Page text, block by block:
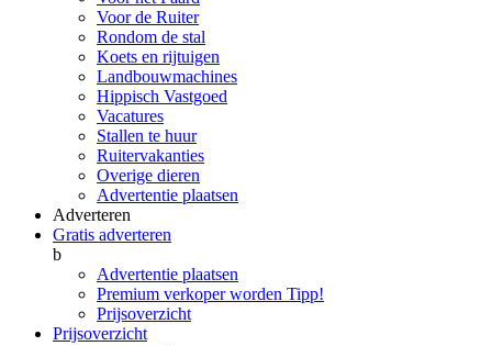
Voor de Ruiter
Rondom de stal
Koets en rijtuigen
Landbouwmachines
Hippisch Vastgoed
Vacatures
Stallen te huur
Ruitervakanties
Overige dieren
Advertentie plaatsen
Adverteren
Gratis adverteren
b
Advertentie plaatsen
Premium verkoper worden Tipp!
Prijsoverzicht
Prijsoverzicht